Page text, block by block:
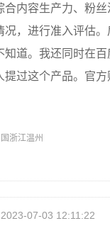
合内容生产力、粉
况，进行准入评估
知道。我还同时在
提过这个产品。官
浙江温州
2023-07-03 12:11:22